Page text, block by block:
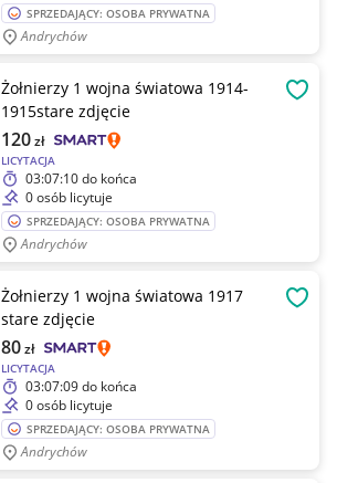
SPRZEDAJĄCY: OSOBA PRYWATNA
Andrychów
Żołnierzy 1 wojna światowa 1914-
1915stare zdjęcie
LICYTACJA
120zł
03:07:10do końca
0 osób licytuje
SPRZEDAJĄCY: OSOBA PRYWATNA
Andrychów
Żołnierzy 1 wojna światowa 1917
stare zdjęcie
LICYTACJA
80zł
03:07:09do końca
0 osób licytuje
SPRZEDAJĄCY: OSOBA PRYWATNA
Andrychów